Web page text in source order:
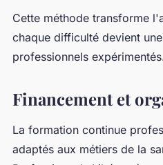
Cette méthode transforme
chaque difficulté devient
professionnels
Financement et
La formation continue
adaptés aux métiers de la